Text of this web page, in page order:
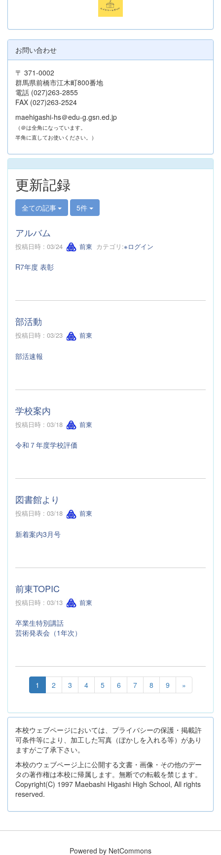
お問い合わせ
〒 371-0002
群馬県前橋市江木町800番地
電話 (027)263-2855
FAX (027)263-2524
maehigashi-hs＠edu-g.gsn.ed.jp
（＠は全角になっています。
半角に直してお使いください。）
更新記録
全ての記事 5件
アルバム
投稿日時 : 03/24 前東 カテゴリ:※ログイン
R7年度 表彰
部活動
投稿日時 : 03/23 前東
部活速報
学校案内
投稿日時 : 03/18 前東
令和７年度学校評価
図書館より
投稿日時 : 03/18 前東
新着案内3月号
前東TOPIC
投稿日時 : 03/13 前東
卒業生特別講話
芸術発表会（1年次）
1 2 3 4 5 6 7 8 9 »
本校ウェブページにおいては、プライバシーの保護・掲載許
可条件等により、加工した写真（ぼかしを入れる等）があり
ますがご了承下さい。
本校のウェブページ上に公開する文書・画像・その他のデー
タの著作権は本校に帰属します。無断での転載を禁じます。
Copyright(C) 1997 Maebashi Higashi High School, All rights
reserved.
Powered by NetCommons